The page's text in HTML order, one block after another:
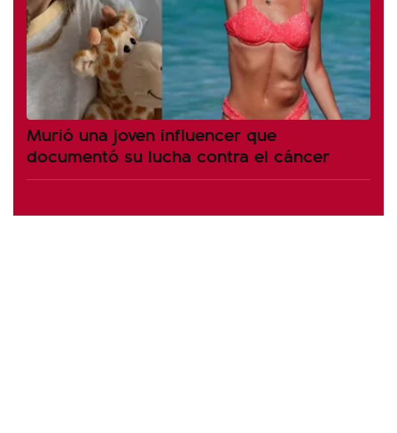
Murió una joven influencer que
documentó su lucha contra el cáncer